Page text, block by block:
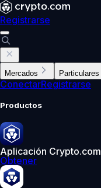
Registrarse
Mercados Particulares
ConectarRegistrarse
Productos
Aplicación Crypto.com
Obtener